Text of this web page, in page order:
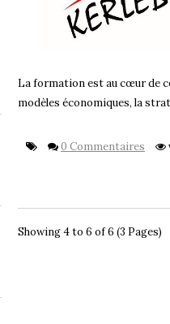
La formation est au cœur de
modèles économiques, la
0 Commentaires
Showing 4 to 6 of 6 (3 Pages)